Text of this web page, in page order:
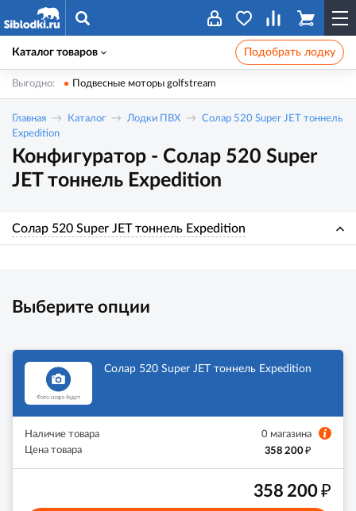
Каталог товаров Подобрать лодку
Выгодно: Подвесные моторы golfstream
Главная Каталог Лодки ПВХ
Солар 520 Super JET тоннель
Expedition
Конфигуратор - Солар 520 Super
JET тоннель Expedition
Солар 520 Super JET тоннель Expedition
Выберите опции
Солар 520 Super JET тоннель Expedition
Наличие товара
0 магазина
Цена товара
358 200₽
358 200₽